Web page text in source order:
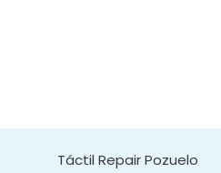
Táctil Repair Pozuelo